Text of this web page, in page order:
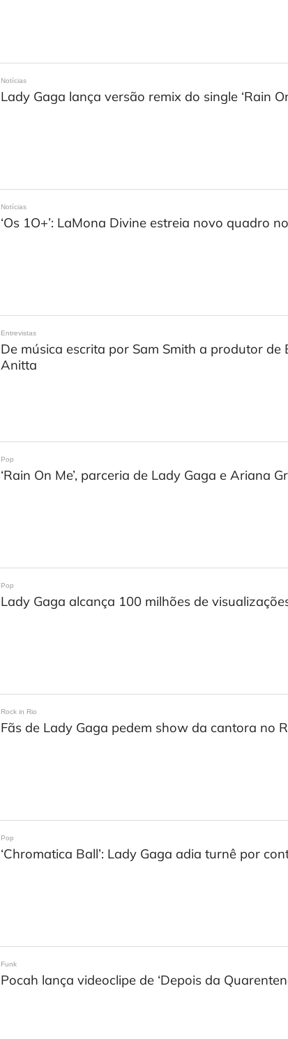
Notícias
Lady Gaga lança versão remix do single ‘Rain
Notícias
‘Os 1O+’: LaMona Divine estreia novo quadro
Entrevistas
De música escrita por Sam Smith a produtor
Anitta
Pop
‘Rain On Me’, parceria de Lady Gaga e Ariana
Pop
Lady Gaga alcança 100 milhões de
Rock in Rio
Fãs de Lady Gaga pedem show da cantora no
Pop
‘Chromatica Ball’: Lady Gaga adia turnê por
Funk
Pocah lança videoclipe de ‘Depois da